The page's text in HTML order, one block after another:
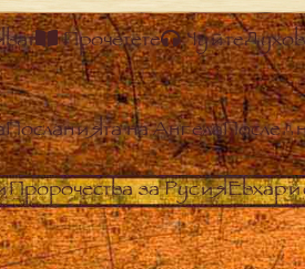
Прочетете Чуйте
Посланията на Ангела
Пророчества за Русия